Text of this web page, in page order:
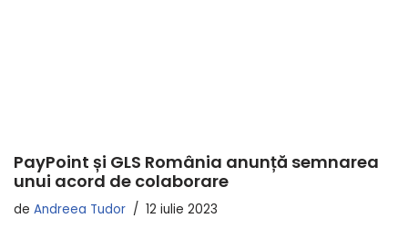
PayPoint și GLS România anunță semnarea
unui acord de colaborare
de Andreea Tudor 12 iulie 2023